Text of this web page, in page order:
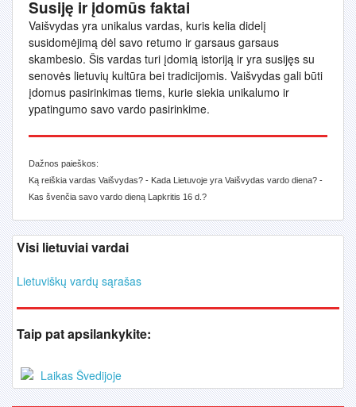
Susiję ir įdomūs faktai
Vaišvydas yra unikalus vardas, kuris kelia didelį
susidomėjimą dėl savo retumo ir garsaus garsaus
skambesio. Šis vardas turi įdomią istoriją ir yra susijęs su
senovės lietuvių kultūra bei tradicijomis. Vaišvydas gali būti
įdomus pasirinkimas tiems, kurie siekia unikalumo ir
ypatingumo savo vardo pasirinkime.
Dažnos paieškos:
Ką reiškia vardas Vaišvydas? - Kada Lietuvoje yra Vaišvydas vardo diena? -
Kas švenčia savo vardo dieną Lapkritis 16 d.?
Visi lietuviai vardai
Lietuviškų vardų sąrašas
Taip pat apsilankykite:
Laikas Švedijoje